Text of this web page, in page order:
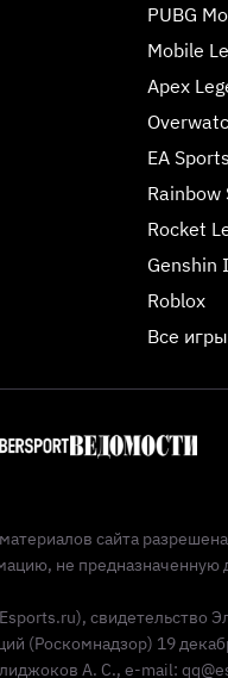
PUBG
Mobile
Apex
EA
Rainbow
Rocket
Genshin
Roblox
Все игры
сайта
не предназначенную
(Роскомнадзор) 19
А. С., e-mail: